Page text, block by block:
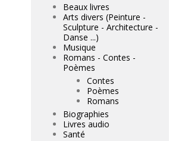
Beaux livres
Arts divers (Peinture -
Sculpture - Architecture -
Danse ...)
Musique
Romans - Contes -
Poèmes
Contes
Poèmes
Romans
Biographies
Livres audio
Santé